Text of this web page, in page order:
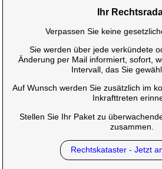
Ihr
Verpassen Sie keine
Sie werden über jede verkündete
Änderung per Mail informiert, sofort,
Intervall, das Sie
Auf Wunsch werden Sie zusätzlich im
Inkrafttreten
Stellen Sie Ihr Paket zu
zusammen.
Rechtskataster - Jetzt